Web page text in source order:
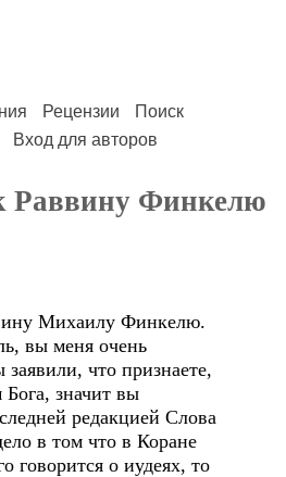
Рецензии
Поиск
Вход для авторов
Раввину Финкелю
Михаилу Финкелю.
вы меня очень
заявили, что признаете,
значит вы
редакцией Слова
в том что в Коране
говорится о иудеях, то